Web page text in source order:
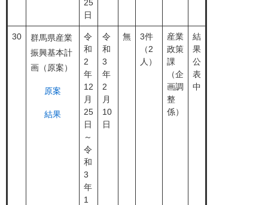
25
日
30
群馬県産業
振興基本計
画（原案）
原案
結果
令
和
2
年
12
月
25
日
～
令
和
3
年
1
令
和
3
年
2
月
10
日
無
3件
（2
人）
産業
政策
課
（企
画調
整
係）
結
果
公
表
中